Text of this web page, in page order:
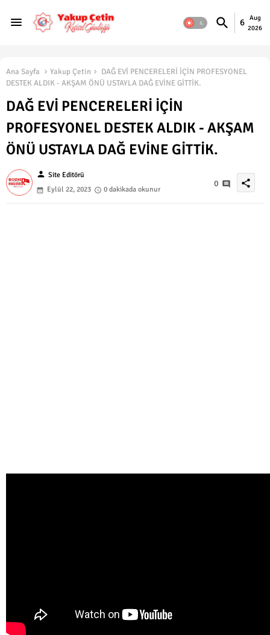
6
Aug
2026
Ana Sayfa Yakup Çetin
DAĞ EVİ PENCERELERİ İÇİN PROFESYONEL
DESTEK ALDIK - AKŞAM ÖNÜ USTAYLA DAĞ EVİNE GİTTİK.
DAĞ EVİ PENCERELERİ İÇİN
PROFESYONEL DESTEK ALDIK - AKŞAM
ÖNÜ USTAYLA DAĞ EVİNE GİTTİK.
person Site Editörü
Eylül 22, 2023
0 dakikada okunur
0 share